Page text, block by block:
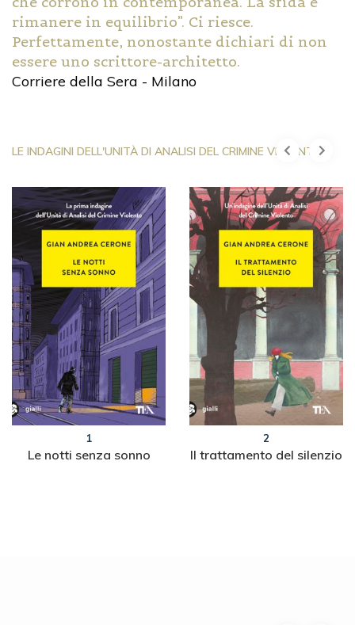
rimanere in equilibrio”. Ci riesce.
Perfettamente, nonostante dichiari di non
essere uno scrittore-architetto.
Corriere della Sera - Milano
LE INDAGINI DELL'UNITÀ DI ANALISI DEL CRIMINE VIOLENTO
1
Le notti senza sonno
2
Il trattamento del silenzio